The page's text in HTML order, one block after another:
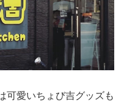
可愛いちょび吉グッズも